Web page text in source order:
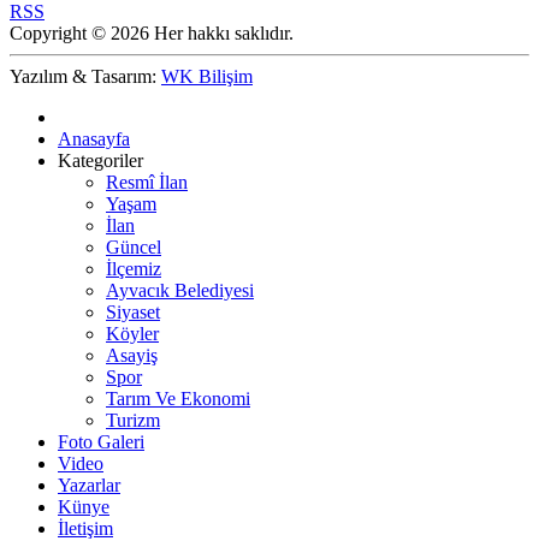
RSS
Copyright © 2026 Her hakkı saklıdır.
Yazılım & Tasarım: WK Bilişim
Anasayfa
Kategoriler
Resmî İlan
Yaşam
İlan
Güncel
İlçemiz
Ayvacık Belediyesi
Siyaset
Köyler
Asayiş
Spor
Tarım Ve Ekonomi
Turizm
Foto Galeri
Video
Yazarlar
Künye
İletişim